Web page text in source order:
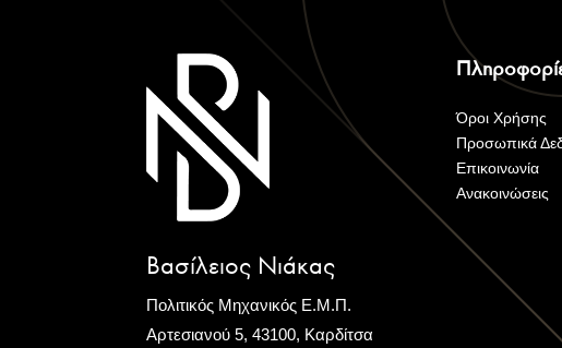
Βασίλειος Νιάκας
Πολιτικός Μηχανικός Ε.Μ.Π.
Αρτεσιανού 5, 43100, Καρδίτσα
Όροι Χρήσης
Προσωπικά
Επικοινωνία
Ανακοινώσεις